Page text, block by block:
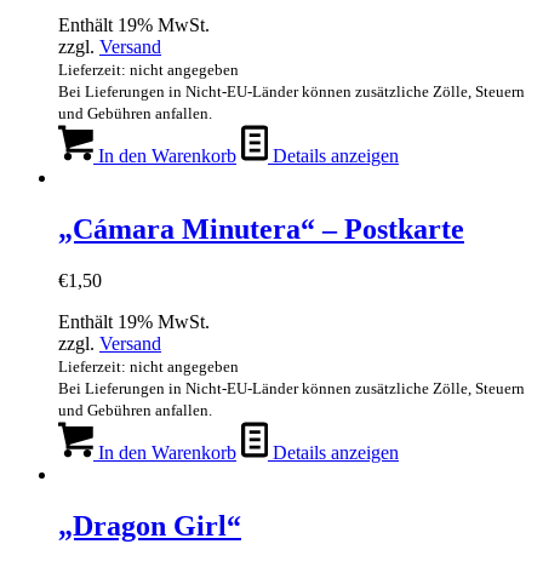
Enthält 19% MwSt.
zzgl. Versand
Lieferzeit: nicht angegeben
Bei Lieferungen in Nicht-EU-Länder können zusätzliche Zölle, Steuern
und Gebühren anfallen.
In den Warenkorb Details anzeigen
„Cámara Minutera“ – Postkarte
€1,50
Enthält 19% MwSt.
zzgl. Versand
Lieferzeit: nicht angegeben
Bei Lieferungen in Nicht-EU-Länder können zusätzliche Zölle, Steuern
und Gebühren anfallen.
In den Warenkorb Details anzeigen
„Dragon Girl“